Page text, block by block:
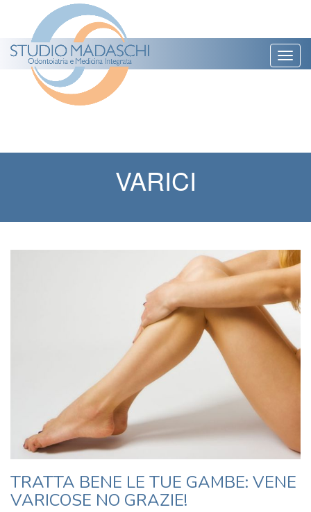
VARICI
TRATTA BENE LE TUE GAMBE: VENE
VARICOSE NO GRAZIE!